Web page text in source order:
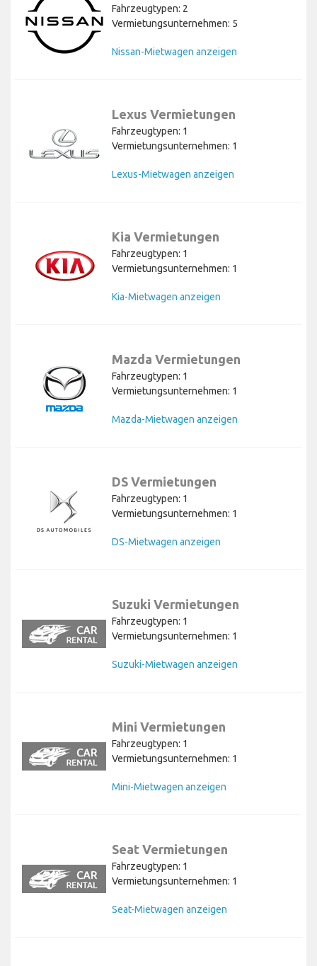
Fahrzeugtypen: 2
Vermietungsunternehmen: 5
Nissan-Mietwagen anzeigen
Lexus Vermietungen
Fahrzeugtypen: 1
Vermietungsunternehmen: 1
Lexus-Mietwagen anzeigen
Kia Vermietungen
Fahrzeugtypen: 1
Vermietungsunternehmen: 1
Kia-Mietwagen anzeigen
Mazda Vermietungen
Fahrzeugtypen: 1
Vermietungsunternehmen: 1
Mazda-Mietwagen anzeigen
DS Vermietungen
Fahrzeugtypen: 1
Vermietungsunternehmen: 1
DS-Mietwagen anzeigen
Suzuki Vermietungen
Fahrzeugtypen: 1
Vermietungsunternehmen: 1
Suzuki-Mietwagen anzeigen
Mini Vermietungen
Fahrzeugtypen: 1
Vermietungsunternehmen: 1
Mini-Mietwagen anzeigen
Seat Vermietungen
Fahrzeugtypen: 1
Vermietungsunternehmen: 1
Seat-Mietwagen anzeigen